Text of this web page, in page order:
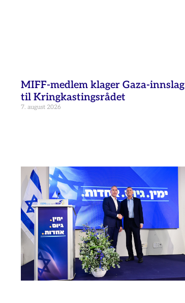
MIFF-medlem klager Gaza-innslag
til Kringkastingsrådet
7. august 2026